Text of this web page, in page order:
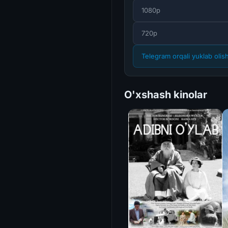
1080p
720p
Telegram orqali yuklab
O'xshash kinolar